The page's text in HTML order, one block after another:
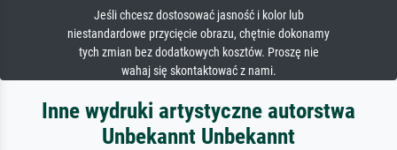
Jeśli chcesz dostosować jasność i kolor lub
niestandardowe przycięcie obrazu, chętnie dokonamy
tych zmian bez dodatkowych kosztów. Proszę nie
wahaj się skontaktować z nami.
Inne wydruki artystyczne autorstwa
Unbekannt Unbekannt